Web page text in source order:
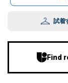
試着
Find